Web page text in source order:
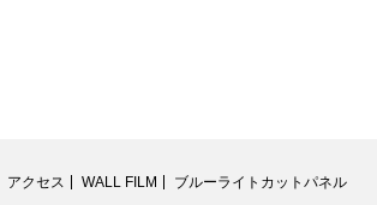
アクセス WALL FILM ブルーライトカットパネル